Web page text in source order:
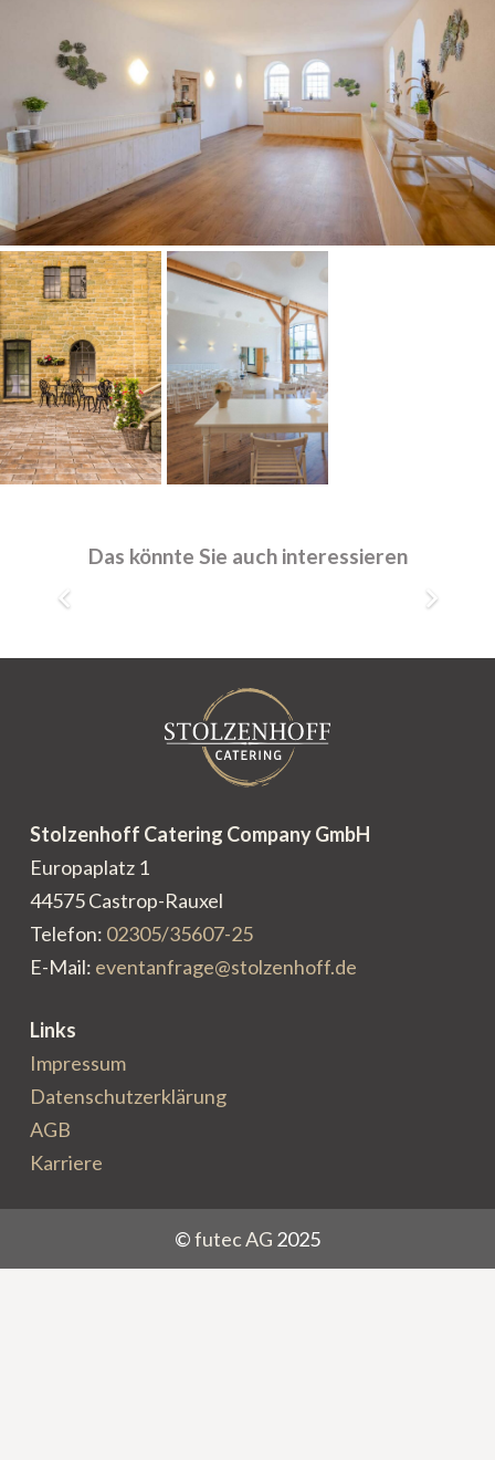
Das könnte Sie auch interessieren
25 – 70 Personen
Stolzenhoff Catering Company GmbH
Europaplatz 1
44575 Castrop-Rauxel
Telefon: 02305/35607-25
E-Mail: eventanfrage@stolzenhoff.de
Links
Impressum
Datenschutzerklärung
AGB
Karriere
©futec AG 2025